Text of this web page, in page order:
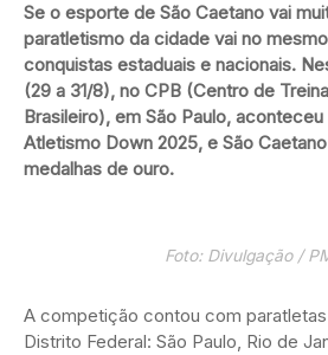
Se o esporte de São Caetano vai
paratletismo da cidade vai no
conquistas estaduais e nacionais.
(29 a 31/8), no CPB (Centro de
Brasileiro), em São Paulo,
Atletismo Down 2025, e São
medalhas de ouro.
Foto: Divulgação /
A competição contou com
Distrito Federal: São Paulo, Rio de